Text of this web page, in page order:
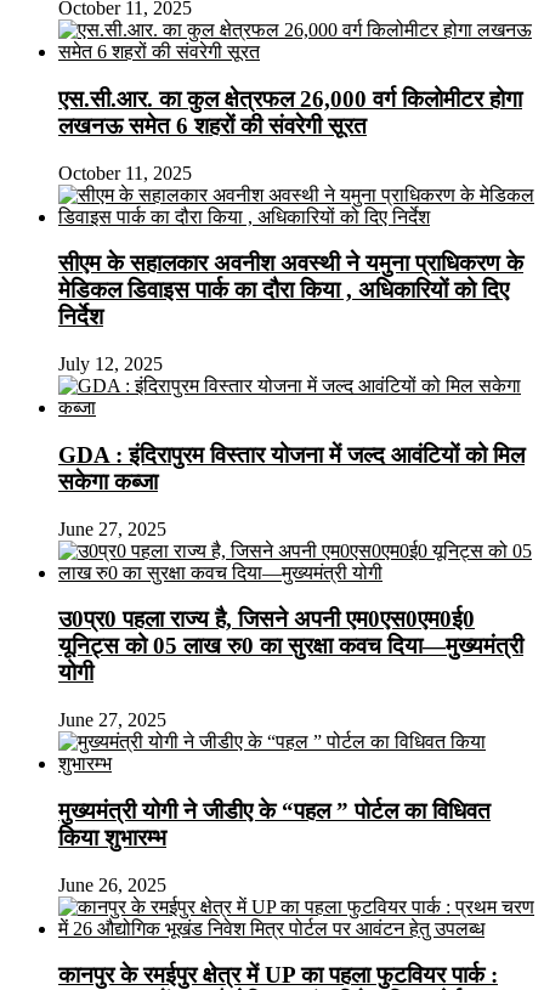
October 11, 2025
एस.सी.आर. का कुल क्षेत्रफल 26,000 वर्ग किलोमीटर होगा
लखनऊ समेत 6 शहरों की संवरेगी सूरत
October 11, 2025
सीएम के सहालकार अवनीश अवस्थी ने यमुना प्राधिकरण के
मेडिकल डिवाइस पार्क का दौरा किया , अधिकारियों को दिए
निर्देश
July 12, 2025
GDA : इंदिरापुरम विस्तार योजना में जल्द आवंटियों को मिल
सकेगा कब्जा
June 27, 2025
उ0प्र0 पहला राज्य है, जिसने अपनी एम0एस0एम0ई0
यूनिट्स को 05 लाख रु0 का सुरक्षा कवच दिया—मुख्यमंत्री
योगी
June 27, 2025
मुख्यमंत्री योगी ने जीडीए के “पहल ” पोर्टल का विधिवत
किया शुभारम्भ
June 26, 2025
कानपुर के रमईपुर क्षेत्र में UP का पहला फुटवियर पार्क :